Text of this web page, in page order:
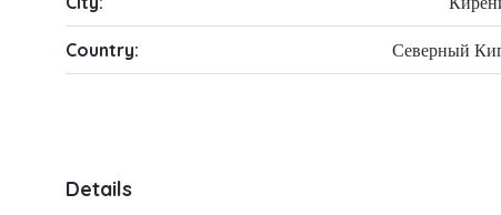
Country: Северный
Details